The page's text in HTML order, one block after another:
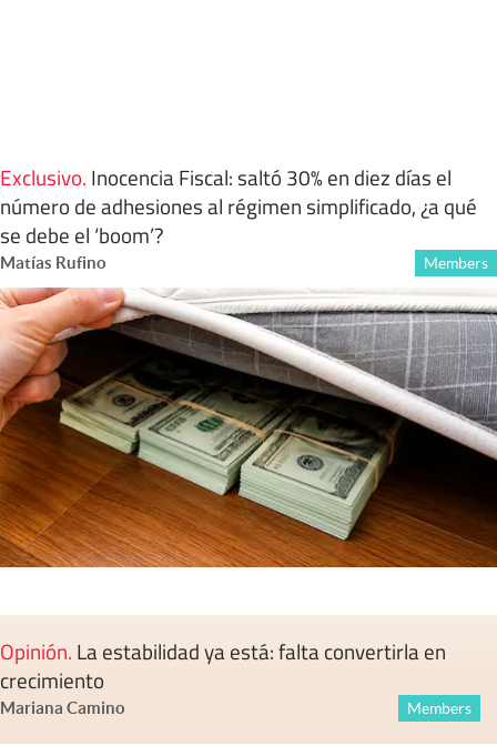
Exclusivo. Inocencia Fiscal: saltó 30% en diez días el
número de adhesiones al régimen simplificado, ¿a qué
se debe el ‘boom’?
Matías Rufino Members
Opinión. La estabilidad ya está: falta convertirla en
crecimiento
Mariana Camino Members